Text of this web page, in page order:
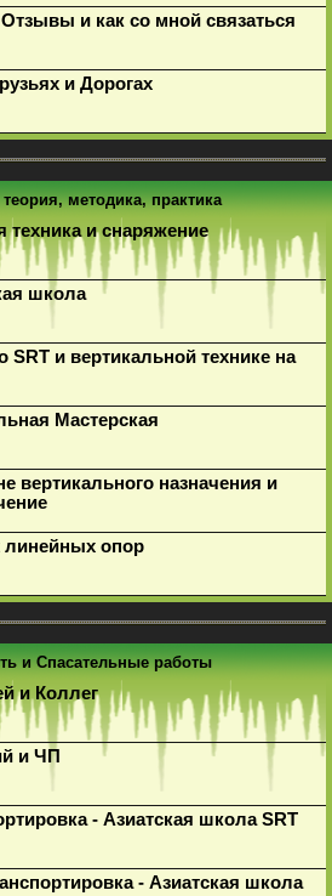
Отзывы и как со мной связаться
и Дорогах
методика, практика
техника и снаряжение
школа
SRT и вертикальной технике на
Мастерская
вертикального назначения и
линейных опор
и Спасательные работы
и Коллег
и ЧП
- Азиатская школа SRT
- Азиатская школа